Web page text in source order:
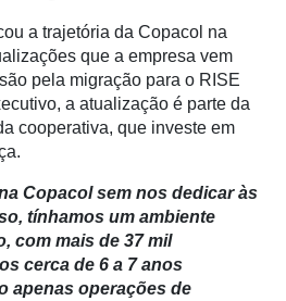
a trajetória da Copacol na
que a empresa vem
pela migração para o RISE
a atualização é parte da
cooperativa, que investe em
Copacol sem nos dedicar às
tínhamos um ambiente
com mais de 37 mil
cerca de 6 a 7 anos
apenas operações de